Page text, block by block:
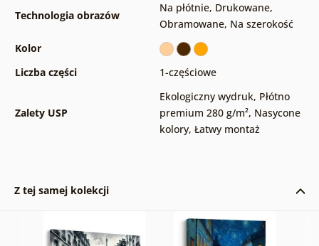
Technologia obrazów
Na płótnie, Drukowane,
Obramowane, Na szerokość
Kolor
Liczba części
1-częściowe
Zalety USP
Ekologiczny wydruk, Płótno
premium 280 g/m², Nasycone
kolory, Łatwy montaż
Z tej samej kolekcji